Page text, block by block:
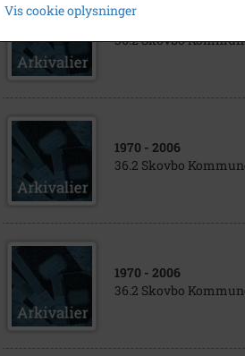
1970
36.2 Skovbo
1970 - 2006
36.2 Skovbo
1970 - 2006
36.2 Skovbo
Vis cookie oplysninger